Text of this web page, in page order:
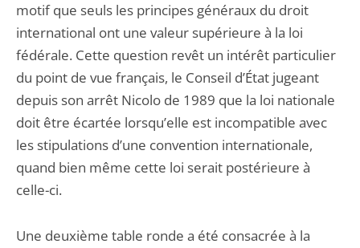
motif que seuls les principes généraux du droit
international ont une valeur supérieure à la loi
fédérale. Cette question revêt un intérêt particulier
du point de vue français, le Conseil d’État jugeant
depuis son arrêt Nicolo de 1989 que la loi nationale
doit être écartée lorsqu’elle est incompatible avec
les stipulations d’une convention internationale,
quand bien même cette loi serait postérieure à
celle-ci.
Une deuxième table ronde a été consacrée à la